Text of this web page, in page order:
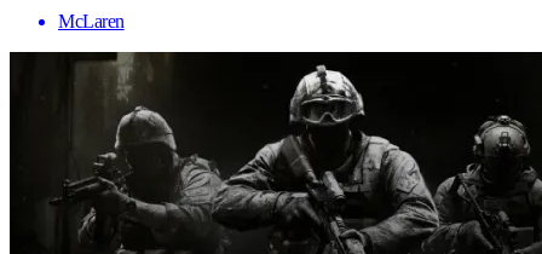
McLaren